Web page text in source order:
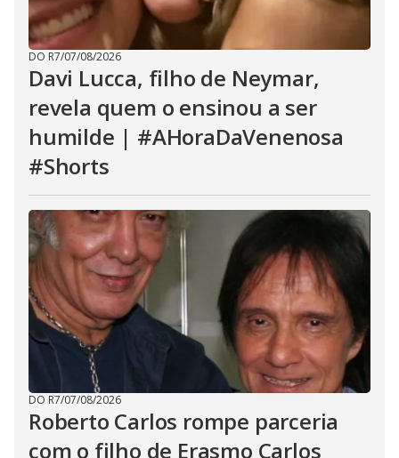
DO R7/07/08/2026
Davi Lucca, filho de Neymar,
revela quem o ensinou a ser
humilde | #AHoraDaVenenosa
#Shorts
DO R7/07/08/2026
Roberto Carlos rompe parceria
com o filho de Erasmo Carlos